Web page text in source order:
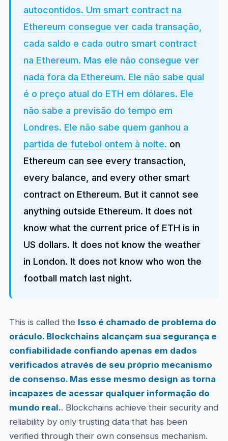
autocontidos. Um smart contract na
Ethereum consegue ver cada transação,
cada saldo e cada outro smart contract
na Ethereum. Mas ele não consegue ver
nada fora da Ethereum. Ele não sabe qual
é o preço atual do ETH em dólares. Ele
não sabe a previsão do tempo em
Londres. Ele não sabe quem ganhou a
partida de futebol ontem à noite. on
Ethereum can see every transaction,
every balance, and every other smart
contract on Ethereum. But it cannot see
anything outside Ethereum. It does not
know what the current price of ETH is in
US dollars. It does not know the weather
in London. It does not know who won the
football match last night.
This is called the Isso é chamado de problema do
oráculo. Blockchains alcançam sua segurança e
confiabilidade confiando apenas em dados
verificados através de seu próprio mecanismo
de consenso. Mas esse mesmo design as torna
incapazes de acessar qualquer informação do
mundo real.. Blockchains achieve their security and
reliability by only trusting data that has been
verified through their own consensus mechanism.